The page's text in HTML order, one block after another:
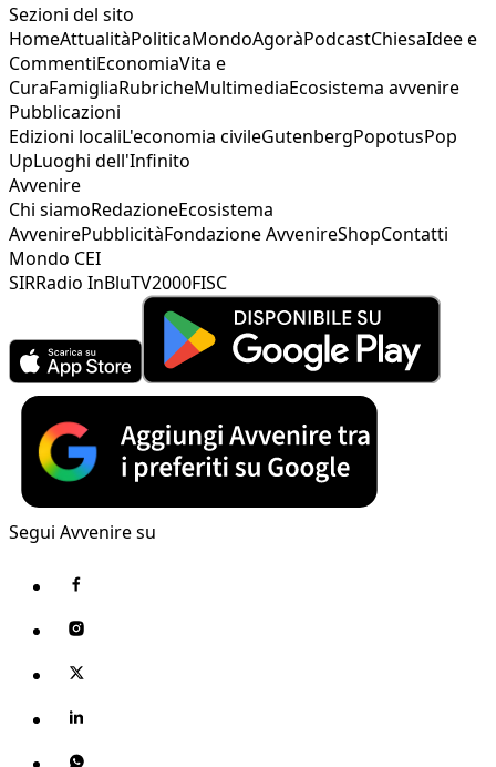
Sezioni del sito
HomeAttualitàPoliticaMondoAgoràPodcastChiesaIdee e
CommentiEconomiaVita e
CuraFamigliaRubricheMultimediaEcosistema avvenire
Pubblicazioni
Edizioni localiL'economia civileGutenbergPopotusPop
UpLuoghi dell'Infinito
Avvenire
Chi siamoRedazioneEcosistema
AvvenirePubblicitàFondazione AvvenireShopContatti
Mondo CEI
SIRRadio InBluTV2000FISC
Segui Avvenire su